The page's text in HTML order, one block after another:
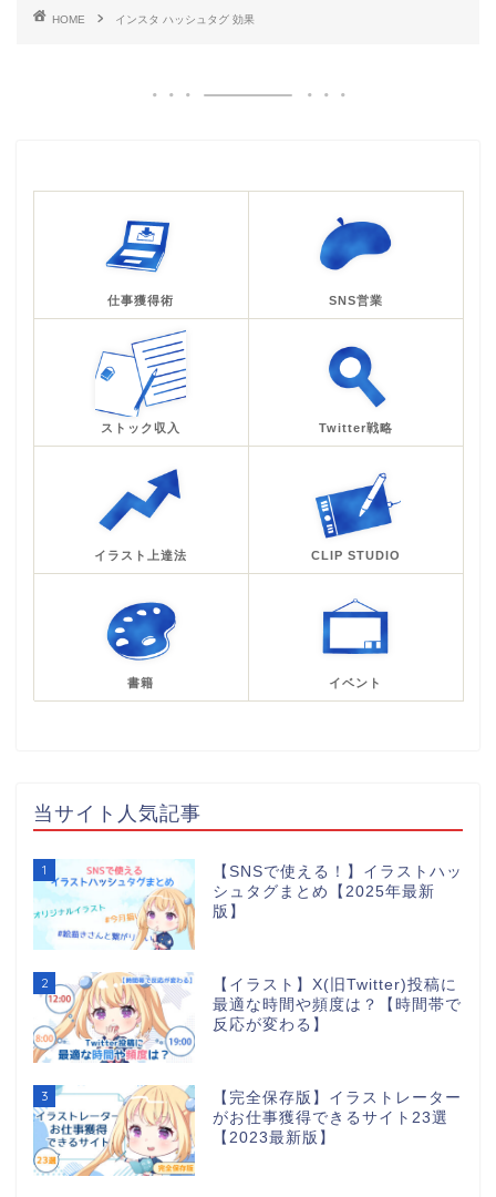
HOME インスタ ハッシュタグ 効果
仕事獲得術 SNS営業
ストック収入 Twitter戦略
イラスト上達法 CLIP STUDIO
書籍 イベント
当サイト人気記事
1
【SNSで使える！】イラストハッ
シュタグまとめ【2025年最新
版】
2
【イラスト】X(旧Twitter)投稿に
最適な時間や頻度は？【時間帯で
反応が変わる】
3
【完全保存版】イラストレーター
がお仕事獲得できるサイト23選
【2023最新版】